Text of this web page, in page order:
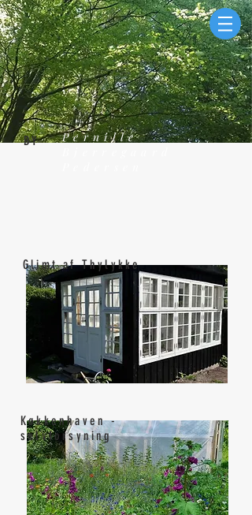
BY
Pernille
Glimt af Thylykke
Køkkenhaven -
selvforsyning